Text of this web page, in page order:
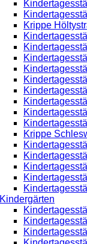
Krippe
Krippe
Kindergärten